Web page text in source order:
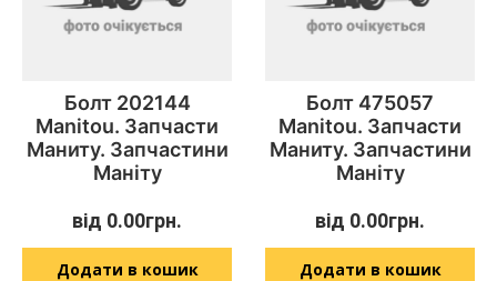
Болт 202144
Manitou. Запчасти
Маниту. Запчастини
Маніту
від 0.00грн.
Додати в кошик
Болт 475057
Manitou. Запчасти
Маниту. Запчастини
Маніту
від 0.00грн.
Додати в кошик